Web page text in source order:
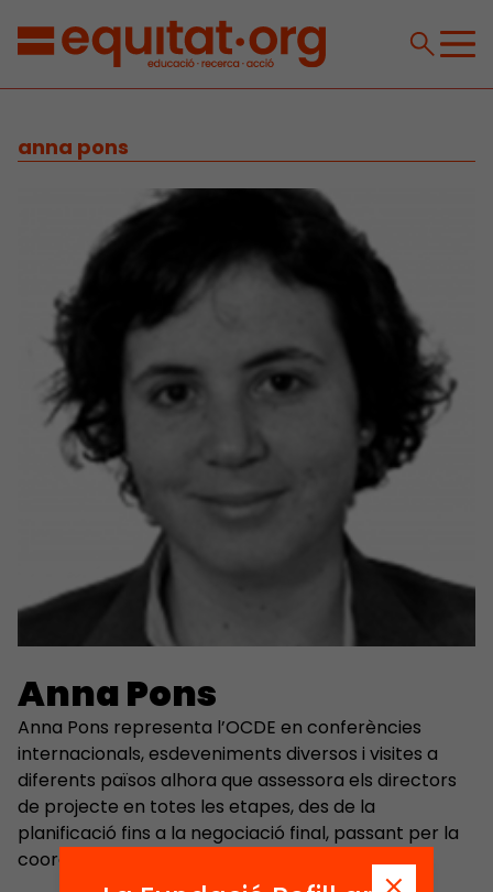
anna pons
Anna Pons
Anna Pons representa l’OCDE en conferències
internacionals, esdeveniments diversos i visites a
diferents països alhora que assessora els directors
de projecte en totes les etapes, des de la
planificació fins a la negociació final, passant per la
coordinació.